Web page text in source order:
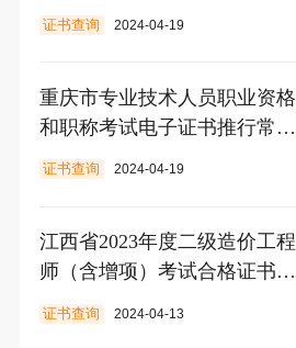
的通知
证书查询 2024-04-19
重庆市专业技术人员职业资格
和职称考试电子证书推行常见
问题解答
证书查询 2024-04-19
江西省2023年度二级造价工程
师（含增项）考试合格证书办
理信息
证书查询 2024-04-13